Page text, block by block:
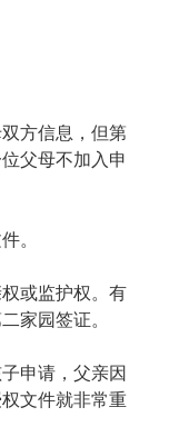
方信息，但第
父母不加入申
。
或监护权。有
家园签证。
申请，父亲因
文件就非常重